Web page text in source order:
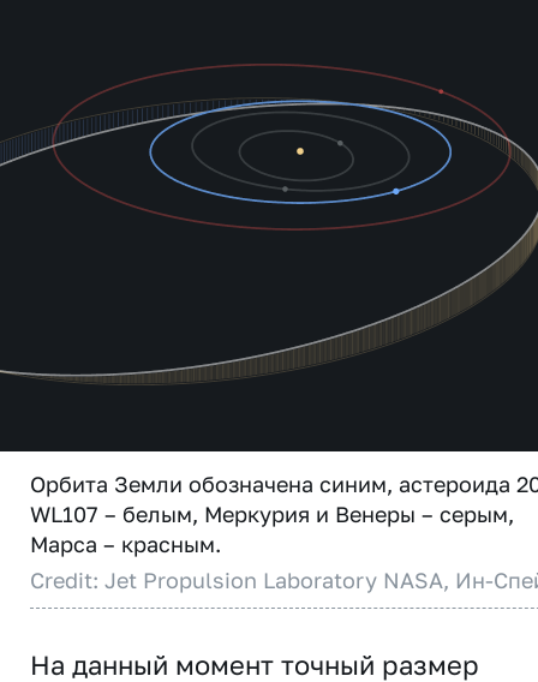
Орбита Земли обозначена синим, астероида
WL107 – белым, Меркурия и Венеры – серым,
Марса – красным.
Credit: Jet Propulsion Laboratory NASA, Ин-
На данный момент точный размер